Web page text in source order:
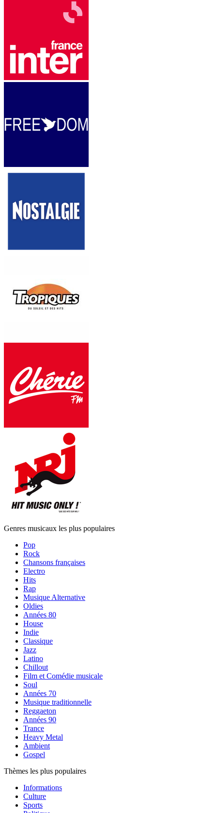
Genres musicaux les plus populaires
Pop
Rock
Chansons françaises
Electro
Hits
Rap
Musique Alternative
Oldies
Années 80
House
Indie
Classique
Jazz
Latino
Chillout
Film et Comédie musicale
Soul
Années 70
Musique traditionnelle
Reggaeton
Années 90
Trance
Heavy Metal
Ambient
Gospel
Thèmes les plus populaires
Informations
Culture
Sports